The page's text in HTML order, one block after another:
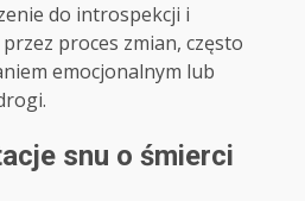
do introspekcji i
proces zmian, często
emocjonalnym lub
snu o śmierci